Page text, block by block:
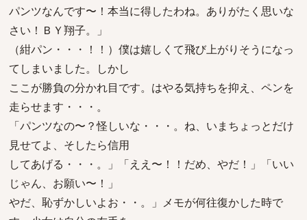
パンツなんです〜！本当に得したわね。ありがたく思いな
さい！ＢＹ翔子。」
（紺パン・・・！！）僕は嬉しくて飛び上がりそうになっ
てしまいました。しかし
ここが勝負の分かれ目です。はやる気持ちを抑え、ペンを
走らせます・・・。
「パンツなの〜？怪しいな・・・。ね、いまちょっとだけ
見せてよ、そしたら信用
してあげる・・・。」「ええ〜！！だめ、やだ！」「いい
じゃん、お願い〜！」
やだ、恥ずかしいよお・・。」メモが何往復かした時で